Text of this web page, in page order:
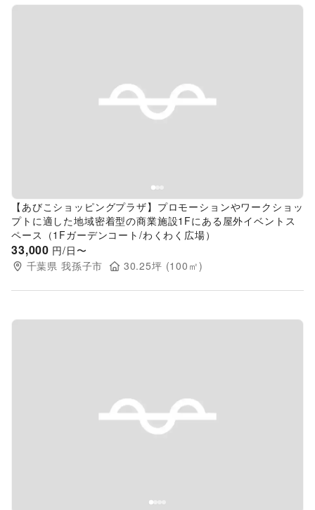
Previous slide
【あびこショッピングプラザ】プロモーションやワークショッ
プトに適した地域密着型の商業施設1Fにある屋外イベントス
ペース（1Fガーデンコート/わくわく広場）
33,000 円/日〜
千葉県 我孫子市 30.25坪 (100 ㎡)
Previous slide